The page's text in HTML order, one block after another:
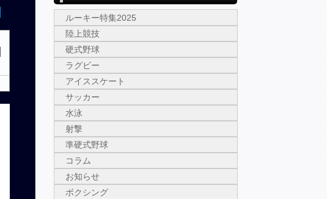
ルーキー特集2025
陸上競技
硬式野球
ラグビー
アイススケート
サッカー
水泳
射撃
準硬式野球
コラム
お知らせ
ボクシング